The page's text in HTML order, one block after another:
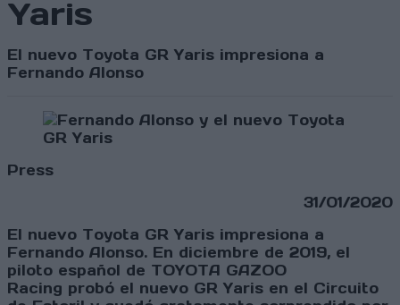
Yaris
El nuevo Toyota GR Yaris impresiona a
Fernando Alonso
Press
31/01/2020
El nuevo Toyota GR Yaris impresiona a
Fernando Alonso. En diciembre de 2019, el
piloto español de TOYOTA GAZOO
Racing probó el nuevo GR Yaris en el Circuito